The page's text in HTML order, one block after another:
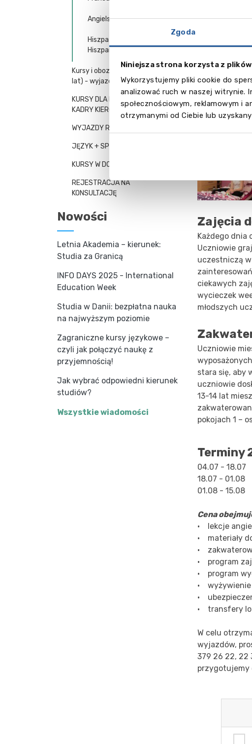
Zgoda
Niniejsza strona korzysta z
Wykorzystujemy pliki cookie do
analizować ruch w naszej witrynie.
społecznościowym, reklamowym i
otrzymanymi od Ciebie lub
Angielski na Cyprze
Hiszpański i angielski w
Hiszpanii
Kursy i obozy językowe (12-17
lat) - wyjazdy grupowe
KURSY DLA MENEDŻERÓW I
KADRY KIEROWNICZEJ
WYJAZDY RODZINNE
JĘZYK + SPORT
KURSY W DOMU NAUCZYCIELA
REJESTRACJA NA
KONSULTACJĘ
Nowości
Letnia Akademia – kierunek:
Studia za Granicą
INFO DAYS 2025 - International
Education Week
Studia w Danii: bezpłatna nauka
na najwyższym poziomie
Zagraniczne kursy językowe –
czyli jak połączyć naukę z
przyjemnością!
Jak wybrać odpowiedni kierunek
studiów?
Wszystkie wiadomości
Na lekcjach
umiejętności
Zdjęcia
Zajęcia
Każdego dnia
Uczniowie
uczestniczą w
ciekawych
wycieczek
młodszych
Uczniowie
stara się, aby
uczniowie
13-14 lat
pokojach 1 –
Terminy
04.07 - 18.07
18.07 - 01.08
01.08 - 15.08
Cena
• lekcje
• materiały
•
• program
• program
• wyżywienie
•
• transfery
W celu
wyjazdów,
379 26 22, 22
przygotujemy